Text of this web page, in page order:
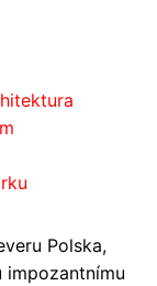
Polska,
impozantnímu